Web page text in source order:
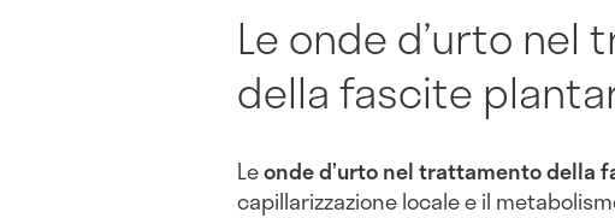
Le onde d’urto
della fascite
Leonde d’urto nel trattamento della
capillarizzazione locale e il